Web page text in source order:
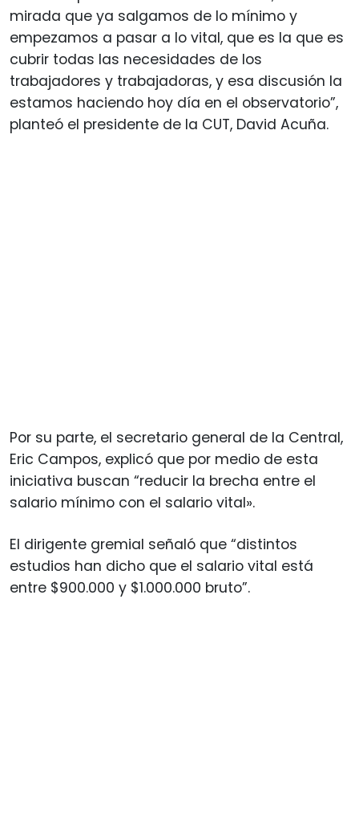
mirada que ya salgamos de lo mínimo y
empezamos a pasar a lo vital, que es la que es
cubrir todas las necesidades de los
trabajadores y trabajadoras, y esa discusión la
estamos haciendo hoy día en el observatorio”,
planteó el presidente de la CUT, David Acuña.
Por su parte, el secretario general de la Central,
Eric Campos, explicó que por medio de esta
iniciativa buscan “reducir la brecha entre el
salario mínimo con el salario vital».
El dirigente gremial señaló que “distintos
estudios han dicho que el salario vital está
entre $900.000 y $1.000.000 bruto”.